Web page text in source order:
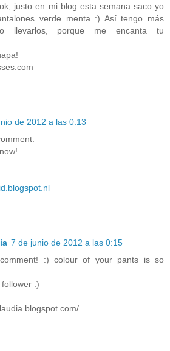
justo en mi blog esta semana saco yo
verde menta :) Así tengo más
llevarlos, porque me encanta tu
de 2012 a las 0:13
7 de junio de 2012 a las 0:15
:) colour of your pants is so
:)